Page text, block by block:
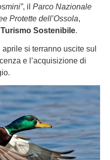
, il Parco Nazionale
Protette dell’Ossola,
Sostenibile.
si terranno uscite sul
e l’acquisizione di